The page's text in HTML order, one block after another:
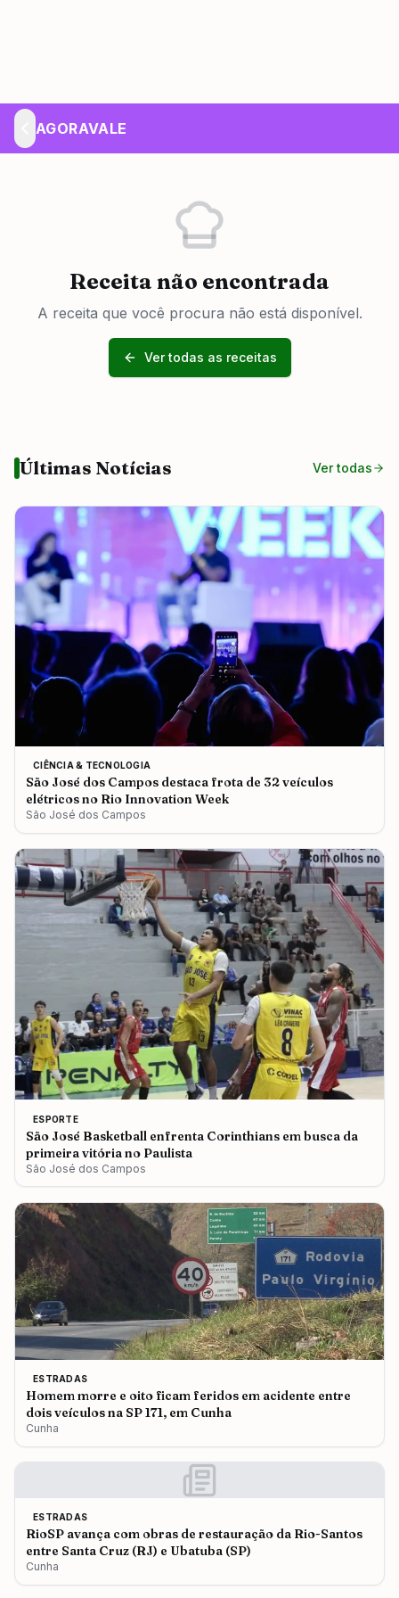
AGORAVALE
Receita não encontrada
A receita que você procura não está disponível.
Ver todas as receitas
Últimas Notícias Ver todas
CIÊNCIA & TECNOLOGIA
São José dos Campos destaca frota de 32 veículos
elétricos no Rio Innovation Week
São José dos Campos
ESPORTE
São José Basketball enfrenta Corinthians em busca da
primeira vitória no Paulista
São José dos Campos
ESTRADAS
Homem morre e oito ficam feridos em acidente entre
dois veículos na SP 171, em Cunha
Cunha
ESTRADAS
RioSP avança com obras de restauração da Rio-Santos
entre Santa Cruz (RJ) e Ubatuba (SP)
Cunha